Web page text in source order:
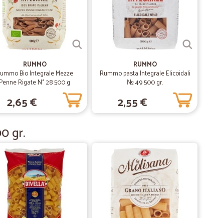
31/05/2020
consegna.Grazie Gabriella Giambenedetti
27/10/2019
20/08/2019
RUMMO
Bio Integrale Mezze
Penne Rigate N° 28 500 g
2,65 €
RUMMO
Rummo pasta Integrale Elicoidali
№ 49 500 gr.
2,55 €
gr.